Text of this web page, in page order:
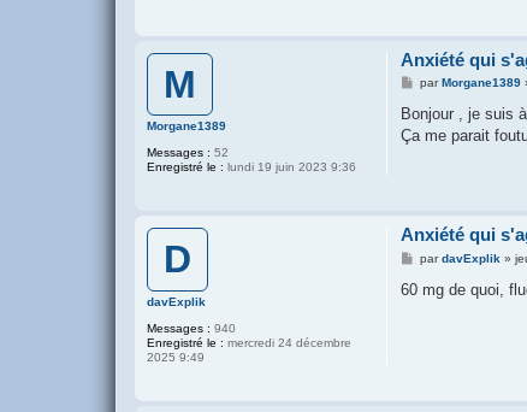
M
Morgane1389
Messages : 52
Enregistré le : lundi 19 juin 2023 9:36
Anxiété qui
M
s
a
parMorgane1389
Bonjour , je suis
Ça me parait
D
davExplik
Messages : 940
Enregistré le : mercredi 24 décembre
2025 9:49
Anxiété qui
M
s
pardavExplik »
60 mg de quoi,